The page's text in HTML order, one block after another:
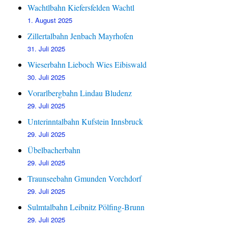
Wachtlbahn Kiefersfelden Wachtl
1. August 2025
Zillertalbahn Jenbach Mayrhofen
31. Juli 2025
Wieserbahn Lieboch Wies Eibiswald
30. Juli 2025
Vorarlbergbahn Lindau Bludenz
29. Juli 2025
Unterinntalbahn Kufstein Innsbruck
29. Juli 2025
Übelbacherbahn
29. Juli 2025
Traunseebahn Gmunden Vorchdorf
29. Juli 2025
Sulmtalbahn Leibnitz Pölfing-Brunn
29. Juli 2025